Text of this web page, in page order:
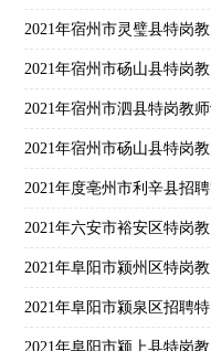
2021年宿州市灵璧县特岗
2021年宿州市砀山县特岗
2021年宿州市泗县特岗教
2021年宿州市砀山县特岗
2021年度亳州市利辛县招
2021年六安市裕安区特岗
2021年阜阳市颍州区特岗
2021年阜阳市颍泉区招聘
2021年阜阳市颍上县特岗